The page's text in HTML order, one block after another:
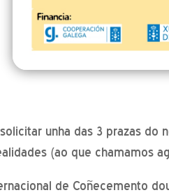
unha das 3 prazas do
(ao que chamamos
de Coñecemento